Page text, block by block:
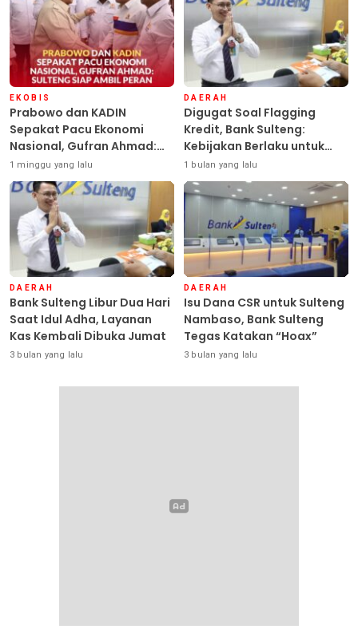
EKOBIS
Prabowo dan KADIN
Sepakat Pacu Ekonomi
Nasional, Gufran Ahmad:
Sulteng Siap Ambil Peran
1 minggu yang lalu
DAERAH
Digugat Soal Flagging
Kredit, Bank Sulteng:
Kebijakan Berlaku untuk
Seluruh Debitur ASN
1 bulan yang lalu
DAERAH
Bank Sulteng Libur Dua Hari
Saat Idul Adha, Layanan
Kas Kembali Dibuka Jumat
3 bulan yang lalu
DAERAH
Isu Dana CSR untuk Sulteng
Nambaso, Bank Sulteng
Tegas Katakan “Hoax”
3 bulan yang lalu